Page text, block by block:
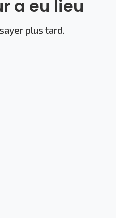
a eu lieu
plus tard.